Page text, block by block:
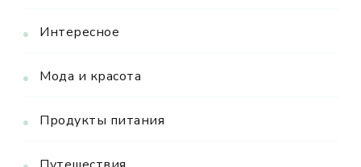
Интересное
Мода и красота
Продукты питания